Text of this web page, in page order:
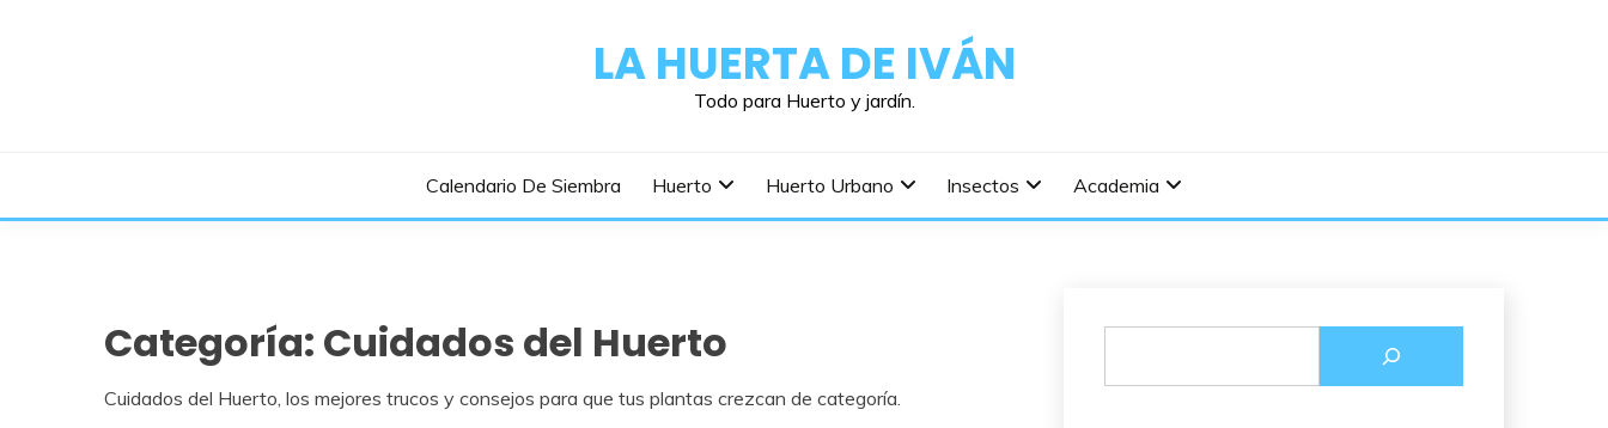
LA HUERTA DE IVÁN
Todo para Huerto y jardín.
Calendario De Siembra Huerto Huerto Urbano Insectos Academia
Categoría: Cuidados del Huerto
Cuidados del Huerto, los mejores trucos y consejos para que tus plantas crezcan de categoría.